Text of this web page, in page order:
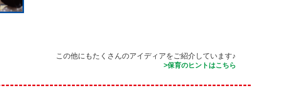
この他にもたくさんのアイディアをご紹介しています♪
>保育のヒントはこちら